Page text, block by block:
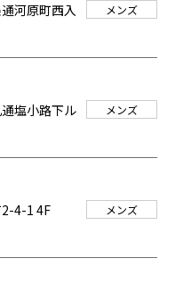
河原町西入
メンズ
塩小路下ル
メンズ
4-1 4F
メンズ